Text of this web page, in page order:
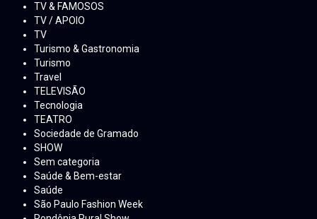
TV & FAMOSOS
TV / APOIO
TV
Turismo & Gastronomia
Turismo
Travel
TELEVISÃO
Tecnologia
TEATRO
Sociedade de Gramado
SHOW
Sem categoria
Saúde & Bem-estar
Saúde
São Paulo Fashion Week